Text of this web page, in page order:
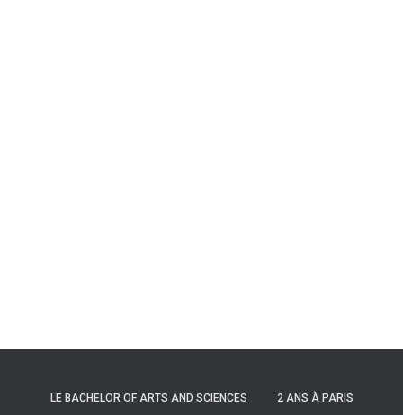
LE BACHELOR OF ARTS AND SCIENCES 2 ANS À PARIS